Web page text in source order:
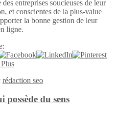
entreprises soucieuses de leur
et conscientes de la plus-value
la bonne gestion de leur
ligne.
rédaction seo
du sens